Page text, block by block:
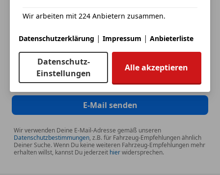
Innenspiegel automatisch abblendend
Ich möchte auf meine Interessen zugeschnittene Angebote und
Neuigkeiten der AutoScout24 GmbH per E-Mail erhalten. Ich
kann dieseEinwilligung
widerrufen.
E-Mail senden
Wir verwenden Deine E-Mail-Adresse gemäß unseren
Datenschutzbestimmungen, z.B. für Fahrzeug-Empfehlungen ähnlich
Deiner Suche. Wenn Du keine weiteren Fahrzeug-Empfehlungen mehr
erhalten willst, kannst Du jederzeit hierwidersprechen.
Wir arbeiten mit 224 Anbietern zusammen.
Datenschutzerklärung | Impressum | Anbieterliste
Datenschutz-
Einstellungen
Alle akzeptieren